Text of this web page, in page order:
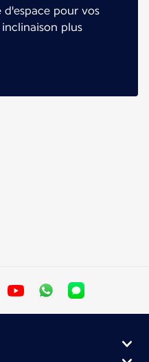
d'espace pour vos
plus